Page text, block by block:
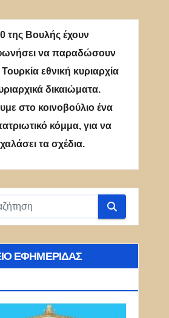
της Βουλής έχουν
να παραδώσουν
εθνική κυριαρχία
δικαιώματα.
στο κοινοβούλιο ένα
κόμμα, για να
τα σχέδια.
ΕΦΗΜΕΡΊΔΑΣ